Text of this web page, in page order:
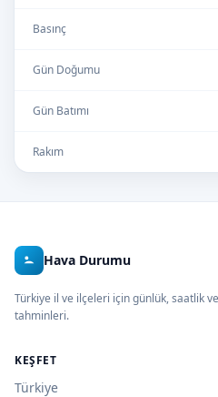
Basınç
Gün Doğumu
Gün Batımı
Rakım
Hava Durumu
Türkiye il ve ilçeleri için günlük, saatlik
tahminleri.
KEŞFET
Türkiye